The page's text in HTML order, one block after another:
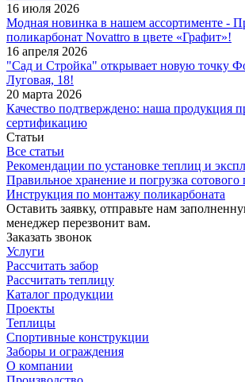
16 июля 2026
Модная новинка в нашем ассортименте -
поликарбонат Novattro в цвете «Графит»!
16 апреля 2026
"Сад и Стройка" открывает новую точку
Луговая, 18!
20 марта 2026
Качество подтверждено: наша продукция
сертификацию
Статьи
Все статьи
Рекомендации по установке теплиц и
Правильное хранение и погрузка сотового
Инструкция по монтажу поликарбоната
Оставить заявку, отправьте нам
менеджер перезвонит вам.
Заказать звонок
Услуги
Рассчитать забор
Рассчитать теплицу
Каталог продукции
Проекты
Теплицы
Спортивные конструкции
Заборы и ограждения
О компании